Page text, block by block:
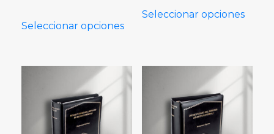
Seleccionar opciones
Seleccionar opciones